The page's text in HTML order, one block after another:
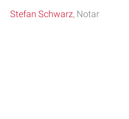
Stefan Schwarz, Notar